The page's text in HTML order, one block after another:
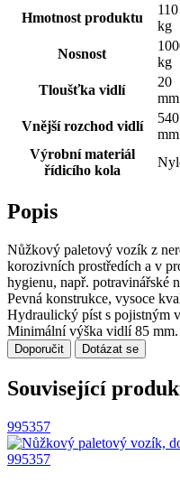
Hmotnost produktu
110
kg
Nosnost
kg
Tloušťka vidlí
20
mm
Vnější rozchod vidlí
540
mm
Výrobní materiál
řídicího kola
Popis
Nůžkový paletový vozík z
korozivních prostředích a v
hygienu, např. potravinářské
Pevná konstrukce, vysoce
Hydraulický píst s pojistným
Minimální výška vidlí 85 mm.
Doporučit Dotázat se
Související
995357
995357